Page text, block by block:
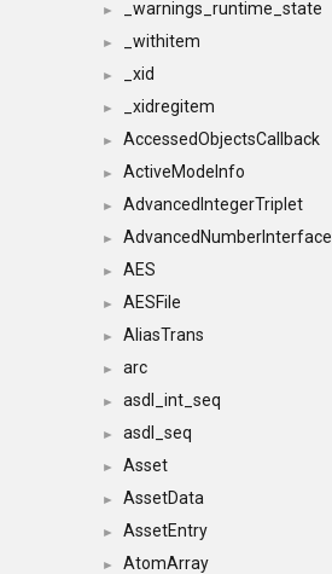
► _warnings_runtime_state
► _withitem
► _xid
► _xidregitem
► AccessedObjectsCallback
► ActiveModeInfo
► AdvancedIntegerTriplet
► AdvancedNumberInterface
► AES
► AESFile
► AliasTrans
► arc
► asdl_int_seq
► asdl_seq
► Asset
► AssetData
► AssetEntry
► AtomArray